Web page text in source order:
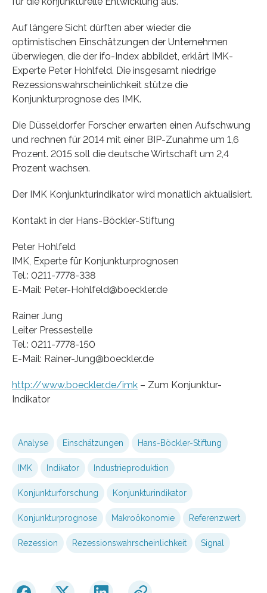
Auf längere Sicht dürften aber wieder die
optimistischen Einschätzungen der Unternehmen
überwiegen, die der ifo-Index abbildet, erklärt IMK-
Experte Peter Hohlfeld. Die insgesamt niedrige
Rezessionswahrscheinlichkeit stütze die
Konjunkturprognose des IMK.
Die Düsseldorfer Forscher erwarten einen Aufschwung
und rechnen für 2014 mit einer BIP-Zunahme um 1,6
Prozent. 2015 soll die deutsche Wirtschaft um 2,4
Prozent wachsen.
Der IMK Konjunkturindikator wird monatlich aktualisiert.
Kontakt in der Hans-Böckler-Stiftung
Peter Hohlfeld
IMK, Experte für Konjunkturprognosen
Tel.: 0211-7778-338
E-Mail: Peter-Hohlfeld@boeckler.de
Rainer Jung
Leiter Pressestelle
Tel.: 0211-7778-150
E-Mail: Rainer-Jung@boeckler.de
http://www.boeckler.de/imk – Zum Konjunktur-
Indikator
Analyse Einschätzungen Hans-Böckler-Stiftung
IMK Indikator Industrieproduktion
Konjunkturforschung Konjunkturindikator
Konjunkturprognose Makroökonomie Referenzwert
Rezession Rezessionswahrscheinlichkeit Signal